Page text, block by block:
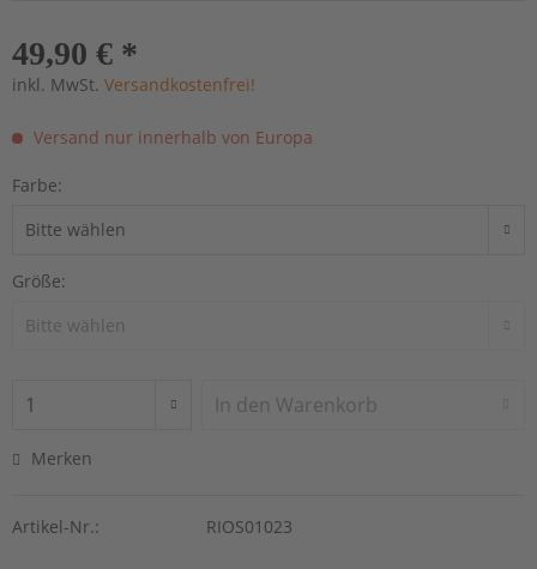
49,90 € *
inkl. MwSt. Versandkostenfrei!
Versand nur innerhalb von Europa
Farbe:
Größe:
In den Warenkorb
Merken
Artikel-Nr.: RIOS01023